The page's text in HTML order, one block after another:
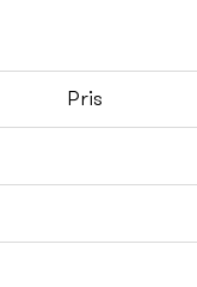
Pris